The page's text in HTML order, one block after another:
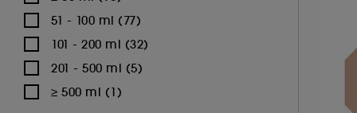
Coffrets parfum enfant (18)
51 - 100 ml (77)
101 - 200 ml (32)
201 - 500 ml (5)
≥ 500 ml (1)